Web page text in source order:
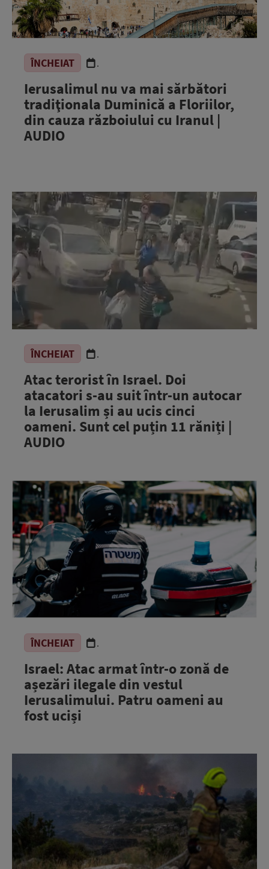
ÎNCHEIAT .
Ierusalimul nu va mai sărbători
tradiţionala Duminică a Floriilor,
din cauza războiului cu Iranul |
AUDIO
ÎNCHEIAT .
Atac terorist în Israel. Doi
atacatori s-au suit într-un autocar
la Ierusalim și au ucis cinci
oameni. Sunt cel puțin 11 răniți |
AUDIO
ÎNCHEIAT .
Israel: Atac armat într-o zonă de
așezări ilegale din vestul
Ierusalimului. Patru oameni au
fost uciși